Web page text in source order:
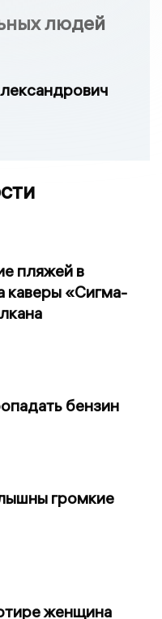
людей
пляжей в
каверы «Сигма-
бензин
громкие
женщина